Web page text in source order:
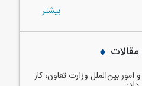
بيشتر
بین‌الملل وزارت تعاون، کار